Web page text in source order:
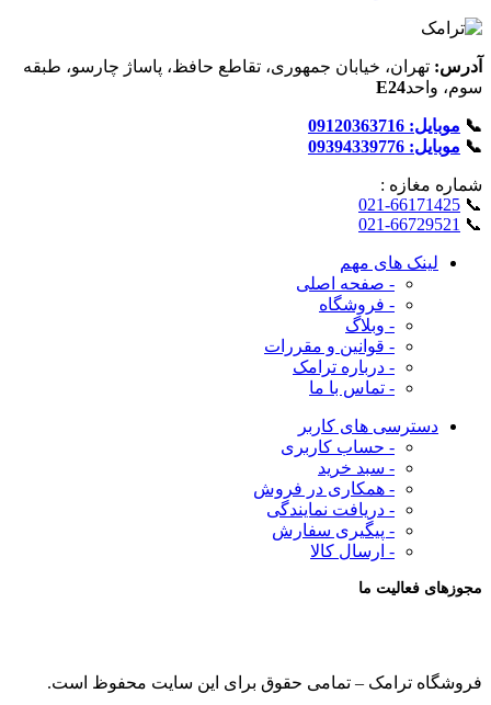
آدرس: تهران، خیابان جمهوری، تقاطع حافظ، پاساژ چارسو، طبقه
سوم، واحدE24
📞 موبایل: 09120363716
📞 موبایل: 09394339776
شماره‌ مغازه :
📞
021-66171425
📞
021-66729521
لینک های مهم
- صفحه اصلی
- فروشگاه
- وبلاگ
- قوانین و مقررات
- درباره ترامک
- تماس با ما
دسترسی های کاربر
- حساب کاربری
- سبد خرید
- همکاری در فروش
- دریافت نمایندگی
- پیگیری سفارش
- ارسال کالا
مجوزهای فعالیت ما
فروشگاه ترامک – تمامی حقوق برای این سایت محفوظ است.